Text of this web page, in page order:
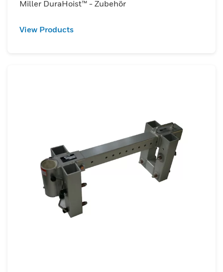
Miller DuraHoist™ - Zubehör
View Products